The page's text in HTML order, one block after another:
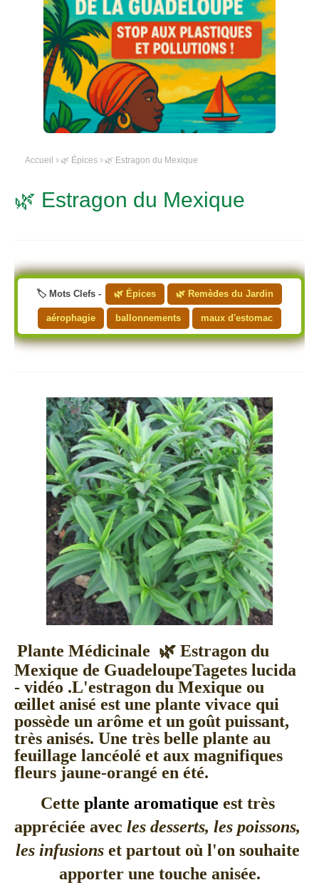
Accueil 🌿 Épices 🌿 Estragon du Mexique
🌿 Estragon du Mexique
🏷️ Mots Clefs - 🌿 Épices 🌿 Remèdes du Jardin
aérophagie ballonnements maux d'estomac
Plante Médicinale  🌿 Estragon du
Mexique de GuadeloupeTagetes lucida
- vidéo .L'estragon du Mexique ou
œillet anisé est une plante vivace qui
possède un arôme et un goût puissant,
très anisés. Une très belle plante au
feuillage lancéolé et aux magnifiques
fleurs jaune-orangé en été.
Cette plante aromatique est très
appréciée avec les desserts, les poissons,
les infusions et partout où l'on souhaite
apporter une touche anisée.